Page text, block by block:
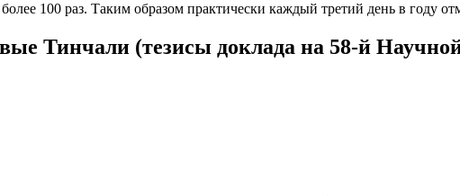
100 раз. Таким образом практически каждый третий день в году
Тинчали (тезисы доклада на 58-й